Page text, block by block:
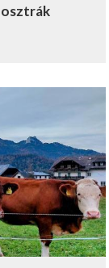
osztrák